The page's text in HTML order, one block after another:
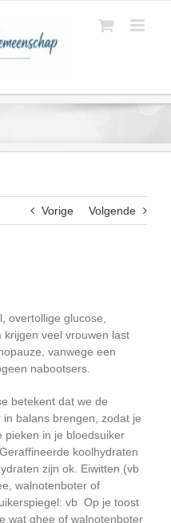
Vorige Volgende
overtollige glucose,
veel vrouwen last
vanwege een
nabootsers.
betekent dat we de
balans brengen, zodat je
pieken in je bloedsuiker
koolhydraten
zijn ok. Eiwitten (vb
walnotenboter of
vb Op je toost
wat ghee of walnotenboter